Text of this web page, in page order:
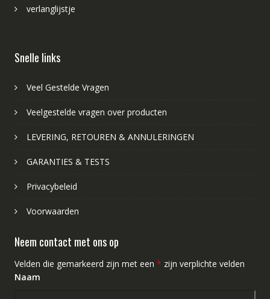
verlanglijstje
Snelle links
Veel Gestelde Vragen
Veelgestelde vragen over producten
LEVERING, RETOUREN & ANNULERINGEN
GARANTIES & TESTS
Privacybeleid
Voorwaarden
Neem contact met ons op
Velden die gemarkeerd zijn met een * zijn verplichte velden
Naam